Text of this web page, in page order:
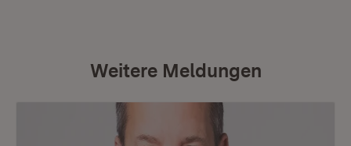
Weitere Meldungen